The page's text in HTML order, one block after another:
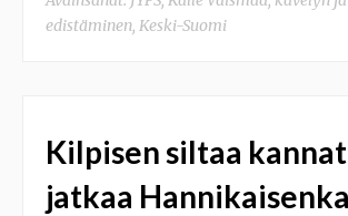
edistäminen, Keski-Suomi
Kilpisen siltaa
jatkaa